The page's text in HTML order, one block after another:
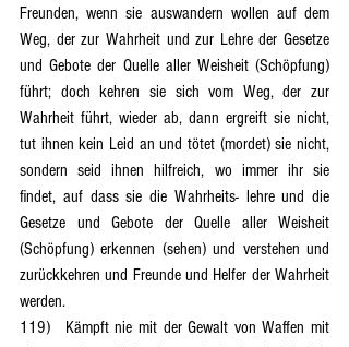
Freunden, wenn sie auswandern wollen auf dem
Weg, der zur Wahrheit und zur Lehre der Gesetze
und Gebote der Quelle aller Weisheit (Schöpfung)
führt; doch kehren sie sich vom Weg, der zur
Wahrheit führt, wieder ab, dann ergreift sie nicht,
tut ihnen kein Leid an und tötet (mordet) sie nicht,
sondern seid ihnen hilfreich, wo immer ihr sie
findet, auf dass sie die Wahrheits- lehre und die
Gesetze und Gebote der Quelle aller Weisheit
(Schöpfung) erkennen (sehen) und verstehen und
zurückkehren und Freunde und Helfer der Wahrheit
werden.
119)	Kämpft nie mit der Gewalt von Waffen mit